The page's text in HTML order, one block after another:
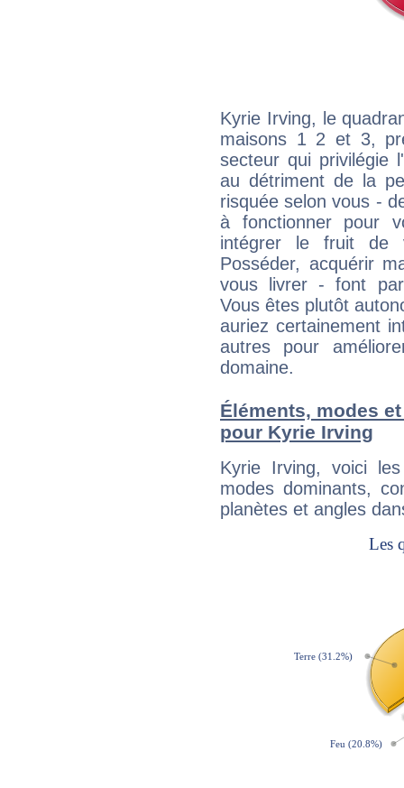
Kyrie Irving, le
maisons 1 2 et 3,
secteur qui privilégie
au détriment de la
risquée selon vous -
à fonctionner pour
intégrer le fruit de
Posséder, acquérir
vous livrer - font
Vous êtes plutôt
auriez certainement
autres pour
domaine.
Éléments, modes
pour Kyrie Irving
Kyrie Irving, voici
modes dominants,
planètes et angles